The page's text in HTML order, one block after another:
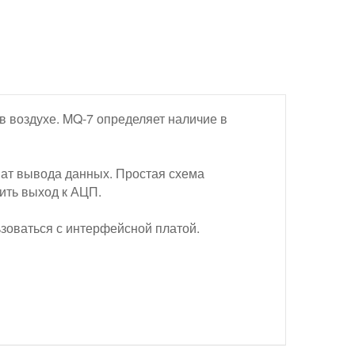
MQ-7 определяет наличие в
вывода данных. Простая схема
выход к АЦП.
с интерфейсной платой.